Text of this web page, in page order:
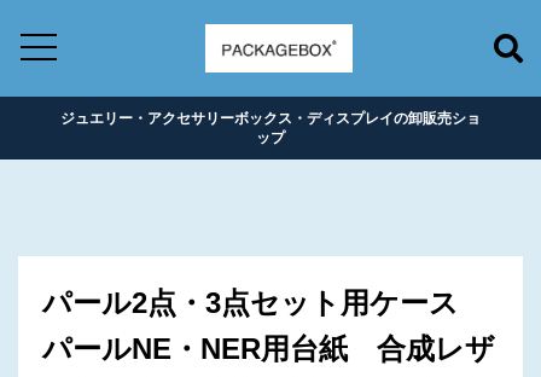
ジュエリー・アクセサリーボックス・ディスプレイの卸販売ショ
ップ
パール2点・3点セット用ケース
パールNE・NER用台紙 合成レザ